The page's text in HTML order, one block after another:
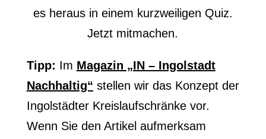
es heraus in einem kurzweiligen Quiz.
Jetzt mitmachen.
Tipp: Im Magazin „IN – Ingolstadt
Nachhaltig“ stellen wir das Konzept der
Ingolstädter Kreislaufschränke vor.
Wenn Sie den Artikel aufmerksam